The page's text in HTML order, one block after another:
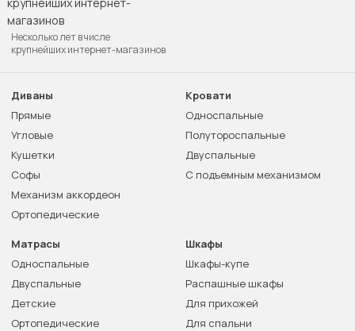
Несколько лет в числе
крупнейших интернет-магазинов
Диваны
Прямые
Угловые
Кушетки
Софы
Механизм аккордеон
Ортопедические
Кровати
Односпальные
Полутороспальные
Двуспальные
С подъемным механизмом
Матрасы
Односпальные
Двуспальные
Детские
Ортопедические
Шкафы
Шкафы-купе
Распашные шкафы
Для прихожей
Для спальни